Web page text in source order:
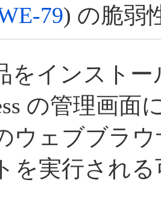
79) の脆弱
をインスト
の管理画面
ウェブブラ
を実行され